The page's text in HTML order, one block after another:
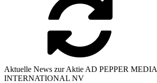
Aktuelle News zur Aktie AD PEPPER MEDIA
INTERNATIONAL NV